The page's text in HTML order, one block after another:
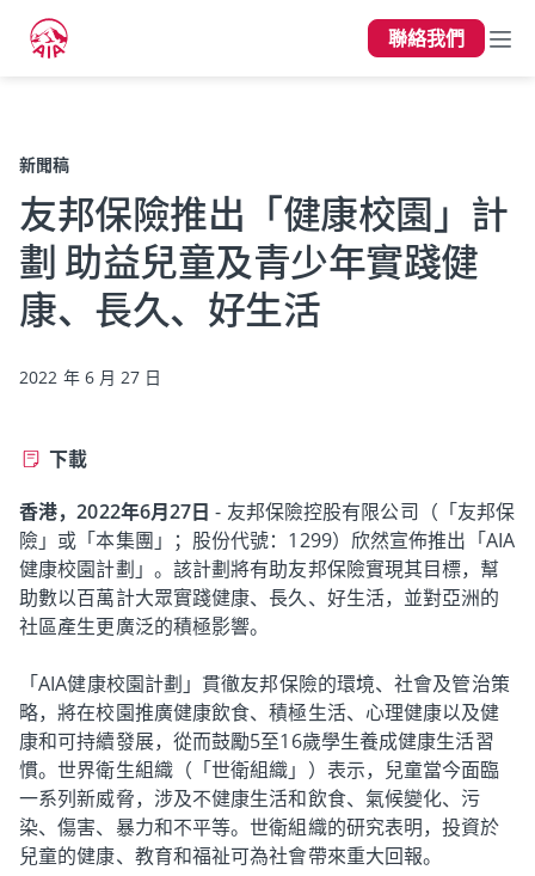
聯絡我們
新聞稿
友邦保險推出「健康校園」計
劃 助益兒童及青少年實踐健
康、長久、好生活
2022 年 6 月 27 日
下載
香港，2022年6月27日 - 友邦保險控股有限公司（「友邦保
險」或「本集團」；股份代號：1299）欣然宣佈推出「AIA
健康校園計劃」。該計劃將有助友邦保險實現其目標，幫
助數以百萬計大眾實踐健康、長久、好生活，並對亞洲的
社區產生更廣泛的積極影響。
「AIA健康校園計劃」貫徹友邦保險的環境、社會及管治策
略，將在校園推廣健康飲食、積極生活、心理健康以及健
康和可持續發展，從而鼓勵5至16歲學生養成健康生活習
慣。世界衛生組織（「世衛組織」）表示，兒童當今面臨
一系列新威脅，涉及不健康生活和飲食、氣候變化、污
染、傷害、暴力和不平等。世衛組織的研究表明，投資於
兒童的健康、教育和福祉可為社會帶來重大回報。